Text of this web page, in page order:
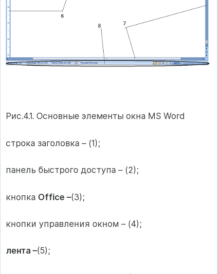
Рис.4.1. Основные элементы окна MS Word
строка заголовка – (1);
панель быстрого доступа – (2);
кнопка Office –(3);
кнопки управления окном – (4);
лента –(5);